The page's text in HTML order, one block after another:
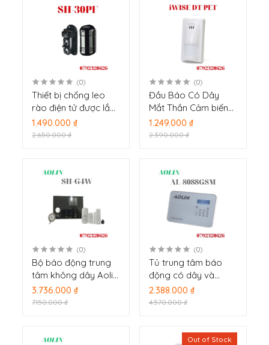
(0)
Thiết bị chống leo
rào điện tử được lắp
đặt trên tường rào
SH-30PF
1.490.000 ₫
2.650.000 ₫
(0)
Đầu Báo Có Dây
Mắt Thần Cảm biến
Hồng Ngoại iWISE
DT PET
1.249.000 ₫
2.390.000 ₫
(0)
Bộ báo động trung
tâm không dây Aolin
SH-G4W
3.736.000 ₫
7.150.000 ₫
(0)
Tủ trung tâm báo
động có dây và
không dây AoLin AL-
8088GSM
2.388.000 ₫
4.570.000 ₫
Out of Stock